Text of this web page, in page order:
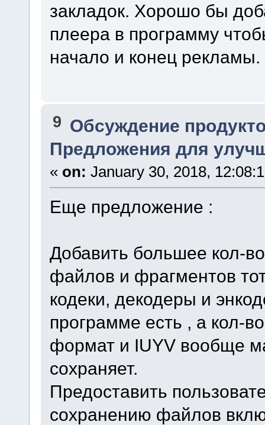
закладок. Хорошо бы
плеера в программу
начало и конец рекламы.
9 Обсуждение
Предложения для
« on: January 30, 2018,
Еще предложение :
Добавить большее кол-
файлов и фрагментов
кодеки, декодеры и
программе есть , а кол-
формат и IUYV вообще
сохраняет.
Предоставить
сохранению файлов